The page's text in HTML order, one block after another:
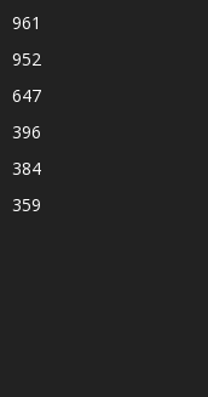
961
952
647
396
384
359